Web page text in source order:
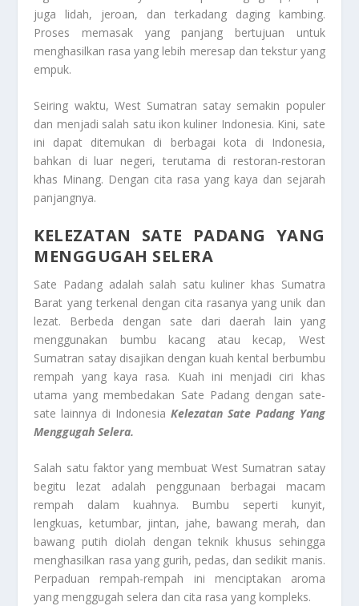
juga lidah, jeroan, dan terkadang daging kambing.
Proses memasak yang panjang bertujuan untuk
menghasilkan rasa yang lebih meresap dan tekstur yang
empuk.
Seiring waktu, West Sumatran satay semakin populer
dan menjadi salah satu ikon kuliner Indonesia. Kini, sate
ini dapat ditemukan di berbagai kota di Indonesia,
bahkan di luar negeri, terutama di restoran-restoran
khas Minang. Dengan cita rasa yang kaya dan sejarah
panjangnya.
KELEZATAN SATE PADANG YANG
MENGGUGAH SELERA
Sate Padang adalah salah satu kuliner khas Sumatra
Barat yang terkenal dengan cita rasanya yang unik dan
lezat. Berbeda dengan sate dari daerah lain yang
menggunakan bumbu kacang atau kecap, West
Sumatran satay disajikan dengan kuah kental berbumbu
rempah yang kaya rasa. Kuah ini menjadi ciri khas
utama yang membedakan Sate Padang dengan sate-
sate lainnya di Indonesia Kelezatan Sate Padang Yang
Menggugah Selera.
Salah satu faktor yang membuat West Sumatran satay
begitu lezat adalah penggunaan berbagai macam
rempah dalam kuahnya. Bumbu seperti kunyit,
lengkuas, ketumbar, jintan, jahe, bawang merah, dan
bawang putih diolah dengan teknik khusus sehingga
menghasilkan rasa yang gurih, pedas, dan sedikit manis.
Perpaduan rempah-rempah ini menciptakan aroma
yang menggugah selera dan cita rasa yang kompleks.